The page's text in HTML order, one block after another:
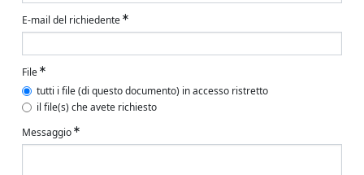
E-mail del richiedente
File
tutti i file (di questo documento) in accesso ristretto
il file(s) che avete richiesto
Messaggio